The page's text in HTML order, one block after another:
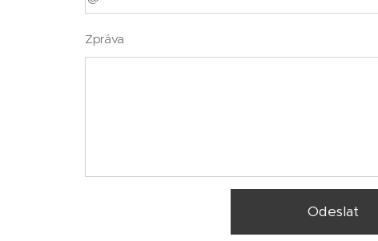
Zpráva
Odeslat